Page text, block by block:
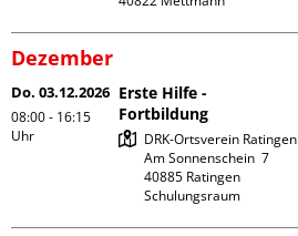
Dezember
Do. 03.12.2026
08:00 - 16:15
Uhr
Erste Hilfe -
Fortbildung
DRK-Ortsverein Ratingen
Am Sonnenschein  7
40885 Ratingen
Schulungsraum